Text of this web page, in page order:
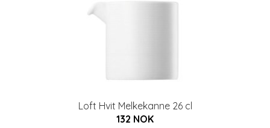
Loft Hvit Melkekanne 26 cl
132 NOK